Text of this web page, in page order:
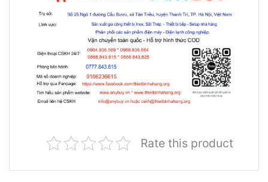
Rate this product